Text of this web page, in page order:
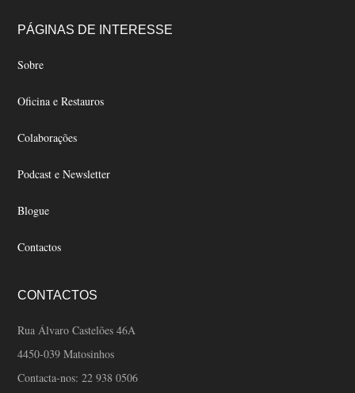
chosen
the
page
Footer
PÁGINAS DE INTERESSE
Sobre
Oficina e Restauros
Colaborações
Podcast e Newsletter
Blogue
Contactos
CONTACTOS
Rua Álvaro Castelões 46A
4450-039 Matosinhos
Contacta-nos:22 938 0506